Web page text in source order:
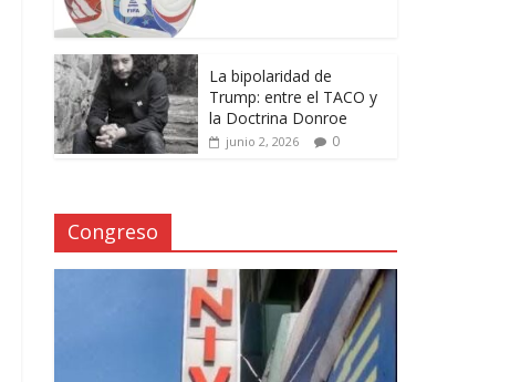
La bipolaridad de
Trump: entre el TACO y
la Doctrina Donroe
junio 2, 2026 0
Congreso